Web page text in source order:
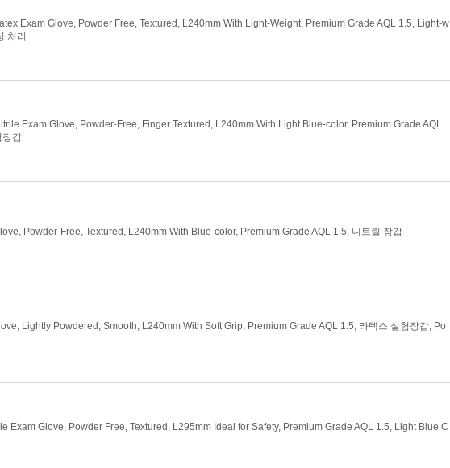
Exam Glove, Powder Free, Textured, L240mm With Light-Weight, Premium Grade AQL 1.5, Light-w
처리
Exam Glove, Powder-Free, Finger Textured, L240mm With Light Blue-color, Premium Grade AQL
장갑
Powder-Free, Textured, L240mm With Blue-color, Premium Grade AQL 1.5, 니트릴 장갑
Lightly Powdered, Smooth, L240mm With Soft Grip, Premium Grade AQL 1.5, 라텍스 실험장갑, Po
Exam Glove, Powder Free, Textured, L295mm Ideal for Safety, Premium Grade AQL 1.5, Light Blue C